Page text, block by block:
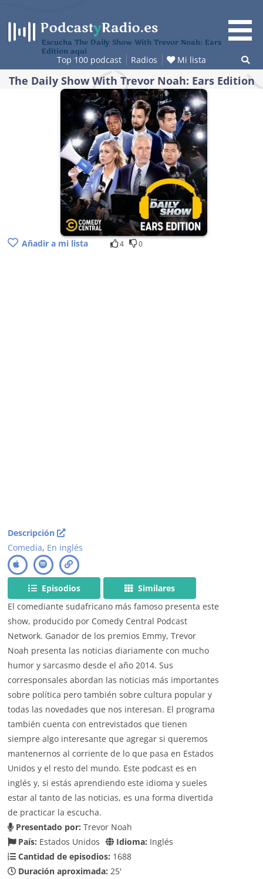
contenido
Escucha The Daily Show With Trevor Noah: Ears
Edition aquí
Top 100 podcast Radios Mi lista
The Daily Show With Trevor Noah: Ears Edition
Añadir a mi lista 4 0
Descripción
Comedia, En inglés
Episodios
Similares
El comediante sudafricano más famoso presenta este
show, producido por Comedy Central Podcast
Network. Ganador de los premios Emmy, Trevor
Noah presenta las noticias diariamente con mucho
humor y sarcasmo desde el año 2014. Sus
corresponsales abordan las noticias más importantes
sobre política pero también sobre cultura popular y
todas las novedades que nos interesan. El programa
también cuenta con entrevistados que tienen
siempre algo interesante que agregar si queremos
mantenernos al corriente de lo que pasa en Estados
Unidos y el resto del mundo. Este podcast es en
inglés y, si estás aprendiendo este idioma y sueles
estar al tanto de las noticias, es una forma divertida
de practicar la escucha.
Presentado por: Trevor Noah
País: Estados Unidos Idioma: Inglés
Cantidad de episodios: 1688
Duración aproximada: 25'